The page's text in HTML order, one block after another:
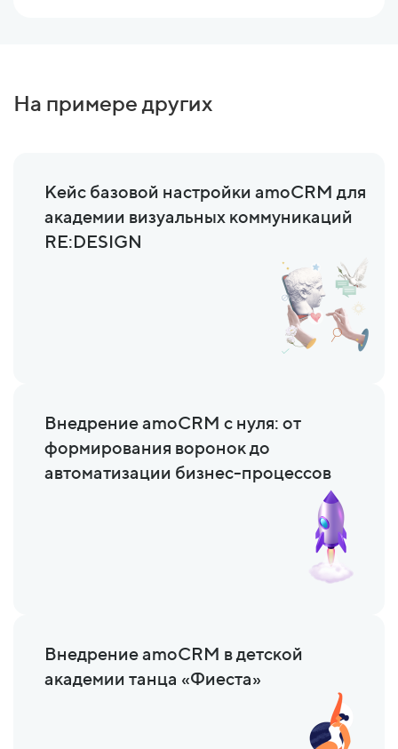
На примере других
Кейс базовой настройки amoCRM для
академии визуальных коммуникаций
RE:DESIGN
Внедрение amoCRM с нуля: от
формирования воронок до
автоматизации бизнес-процессов
Внедрение amoCRM в детской
академии танца «Фиеста»